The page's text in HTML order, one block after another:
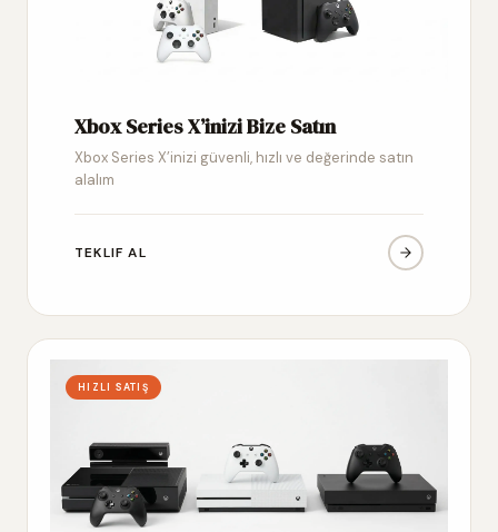
Xbox Series X’inizi Bize Satın
Xbox Series X’inizi güvenli, hızlı ve değerinde satın
alalım
TEKLIF AL
HIZLI SATIŞ